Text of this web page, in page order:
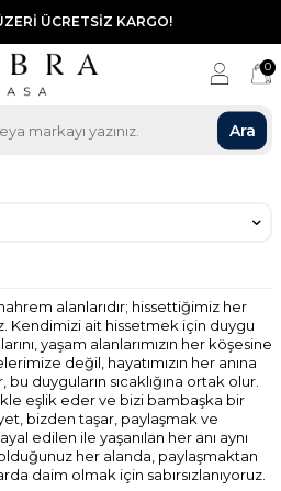
ÜCRETSİZ KARGO!
Ara
0
alanlarıdır; hissettiğimiz her
Kendimizi ait hissetmek için duygu
yaşam alanlarımızın her köşesine
değil, hayatımızın her anına
duyguların sıcaklığına ortak olur.
eşlik eder ve bizi bambaşka bir
bizden taşar, paylaşmak ve
edilen ile yaşanılan her anı aynı
her alanda, paylaşmaktan
daim olmak için sabırsızlanıyoruz.